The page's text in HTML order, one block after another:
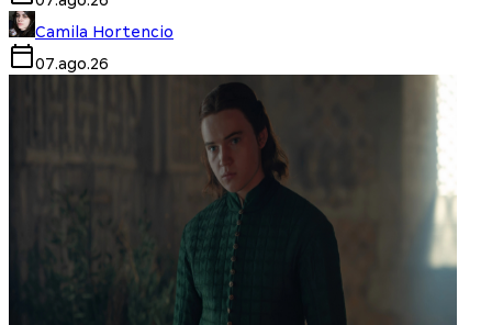
Camila Hortencio
07.ago.26